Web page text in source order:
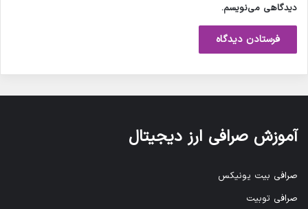
دیدگاهی می‌نویسم.
آموزش صرافی ارز دیجیتال
صرافی بیت یونیکس
صرافی توبیت